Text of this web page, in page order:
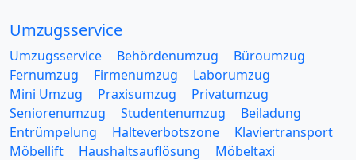
Umzugsservice
Umzugsservice Behördenumzug
Büroumzug
Fernumzug
Firmenumzug
Laborumzug
Mini Umzug
Praxisumzug
Privatumzug
Seniorenumzug
Studentenumzug
Beiladung
Entrümpelung
Halteverbotszone
Klaviertransport
Möbellift
Haushaltsauflösung
Möbeltaxi